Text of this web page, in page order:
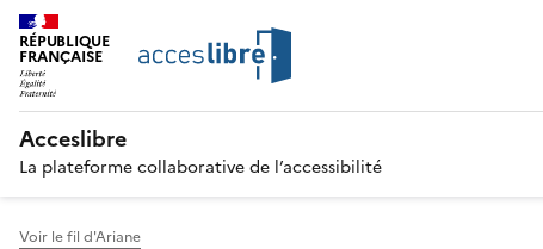
RÉPUBLIQUE
FRANÇAISE
Acceslibre
La plateforme collaborative de l’accessibilité
Voir le fil d'Ariane